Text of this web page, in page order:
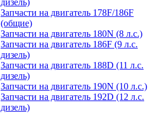
дизель)
Запчасти на двигатель 178F/186F
(общие)
Запчасти на двигатель 180N (8 л.с.)
Запчасти на двигатель 186F (9 л.с.
дизель)
Запчасти на двигатель 188D (11 л.с.
дизель)
Запчасти на двигатель 190N (10 л.с.)
Запчасти на двигатель 192D (12 л.с.
дизель)